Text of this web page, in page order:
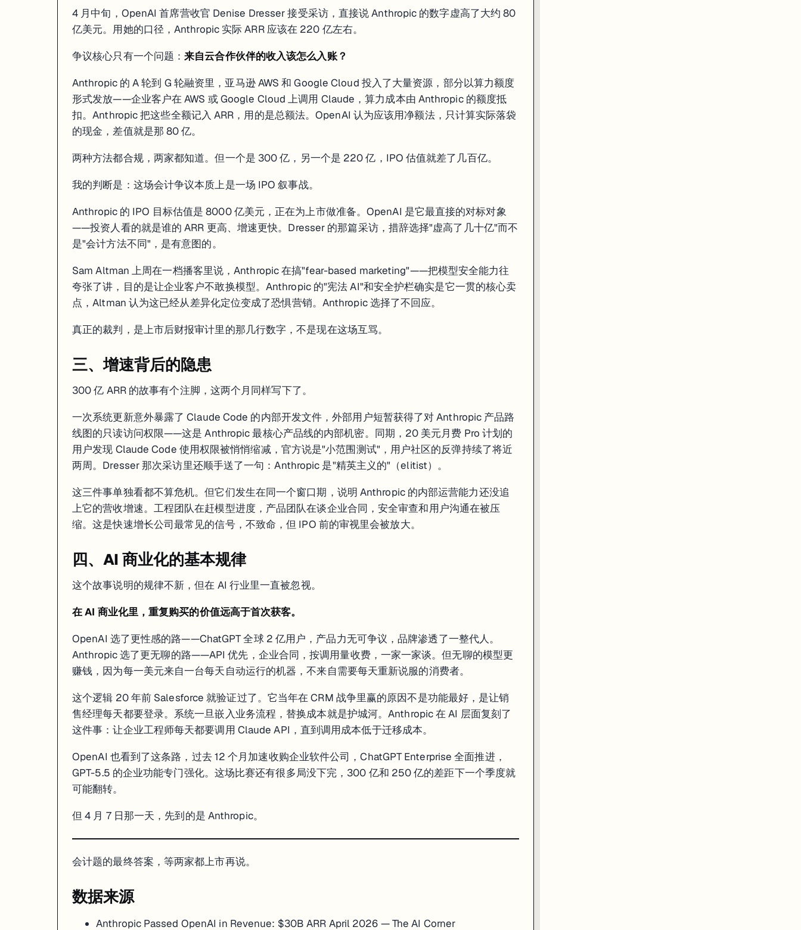
4 月中旬，OpenAI 首席营收官 Denise Dresser 接受采访，直接说 Anthropic 的数字虚高了大约 80
亿美元。用她的口径，Anthropic 实际 ARR 应该在 220 亿左右。
争议核心只有一个问题：来自云合作伙伴的收入该怎么入账？
Anthropic 的 A 轮到 G 轮融资里，亚马逊 AWS 和 Google Cloud 投入了大量资源，部分以算力额度
形式发放——企业客户在 AWS 或 Google Cloud 上调用 Claude，算力成本由 Anthropic 的额度抵
扣。Anthropic 把这些全额记入 ARR，用的是总额法。OpenAI 认为应该用净额法，只计算实际落袋
的现金，差值就是那 80 亿。
两种方法都合规，两家都知道。但一个是 300 亿，另一个是 220 亿，IPO 估值就差了几百亿。
我的判断是：这场会计争议本质上是一场 IPO 叙事战。
Anthropic 的 IPO 目标估值是 8000 亿美元，正在为上市做准备。OpenAI 是它最直接的对标对象
——投资人看的就是谁的 ARR 更高、增速更快。Dresser 的那篇采访，措辞选择"虚高了几十亿"而不
是"会计方法不同"，是有意图的。
Sam Altman 上周在一档播客里说，Anthropic 在搞"fear-based marketing"——把模型安全能力往
夸张了讲，目的是让企业客户不敢换模型。Anthropic 的"宪法 AI"和安全护栏确实是它一贯的核心卖
点，Altman 认为这已经从差异化定位变成了恐惧营销。Anthropic 选择了不回应。
真正的裁判，是上市后财报审计里的那几行数字，不是现在这场互骂。
三、增速背后的隐患
300 亿 ARR 的故事有个注脚，这两个月同样写下了。
一次系统更新意外暴露了 Claude Code 的内部开发文件，外部用户短暂获得了对 Anthropic 产品路
线图的只读访问权限——这是 Anthropic 最核心产品线的内部机密。同期，20 美元月费 Pro 计划的
用户发现 Claude Code 使用权限被悄悄缩减，官方说是"小范围测试"，用户社区的反弹持续了将近
两周。Dresser 那次采访里还顺手送了一句：Anthropic 是"精英主义的"（elitist）。
这三件事单独看都不算危机。但它们发生在同一个窗口期，说明 Anthropic 的内部运营能力还没追
上它的营收增速。工程团队在赶模型进度，产品团队在谈企业合同，安全审查和用户沟通在被压
缩。这是快速增长公司最常见的信号，不致命，但 IPO 前的审视里会被放大。
四、AI 商业化的基本规律
这个故事说明的规律不新，但在 AI 行业里一直被忽视。
在 AI 商业化里，重复购买的价值远高于首次获客。
OpenAI 选了更性感的路——ChatGPT 全球 2 亿用户，产品力无可争议，品牌渗透了一整代人。
Anthropic 选了更无聊的路——API 优先，企业合同，按调用量收费，一家一家谈。但无聊的模型更
赚钱，因为每一美元来自一台每天自动运行的机器，不来自需要每天重新说服的消费者。
这个逻辑 20 年前 Salesforce 就验证过了。它当年在 CRM 战争里赢的原因不是功能最好，是让销
售经理每天都要登录。系统一旦嵌入业务流程，替换成本就是护城河。Anthropic 在 AI 层面复刻了
这件事：让企业工程师每天都要调用 Claude API，直到调用成本低于迁移成本。
OpenAI 也看到了这条路，过去 12 个月加速收购企业软件公司，ChatGPT Enterprise 全面推进，
GPT-5.5 的企业功能专门强化。这场比赛还有很多局没下完，300 亿和 250 亿的差距下一个季度就
可能翻转。
但 4 月 7 日那一天，先到的是 Anthropic。
会计题的最终答案，等两家都上市再说。
数据来源
Anthropic Passed OpenAI in Revenue: $30B ARR April 2026 — The AI Corner